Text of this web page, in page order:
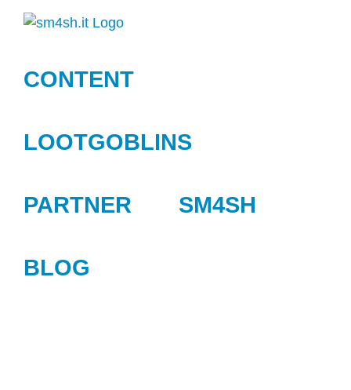
Zum
CONTENT
LOOTGOBLINS
PARTNER SM4SH
BLOG